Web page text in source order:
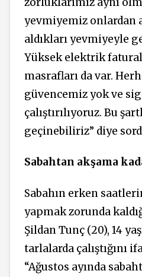
yevmiyemiz onlardan
aldıkları yevmiyeyle
Yüksek elektrik
masrafları da var.
güvencemiz yok ve
çalıştırılıyoruz. Bu
geçinebiliriz” diye
Sabahtan akşama
Sabahın erken
yapmak zorunda
Şildan Tunç (20), 14
tarlalarda çalıştığını
“Ağustos ayında